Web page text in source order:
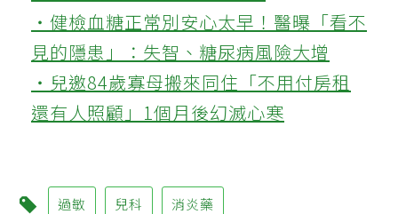
‧健檢血糖正常別安心太早！醫曝「看不
見的隱患」：失智、糖尿病風險大增
‧兒邀84歲寡母搬來同住「不用付房租
還有人照顧」1個月後幻滅心寒
過敏 兒科 消炎藥